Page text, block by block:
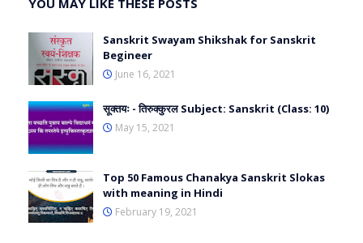
YOU MAY LIKE THESE POSTS
Sanskrit Swayam Shikshak for Sanskrit
Begineer
June 16, 2021
सूक्तयः - तिरुक्कुरल Subject: Sanskrit (Class: 10)
May 15, 2021
Top 50 Famous Chanakya Sanskrit Slokas
with meaning in Hindi
February 19, 2021